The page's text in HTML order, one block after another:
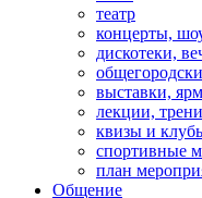
театр
концерты,
дискотеки,
выставки,
лекции,
квизы и
спортивные
план
Общение